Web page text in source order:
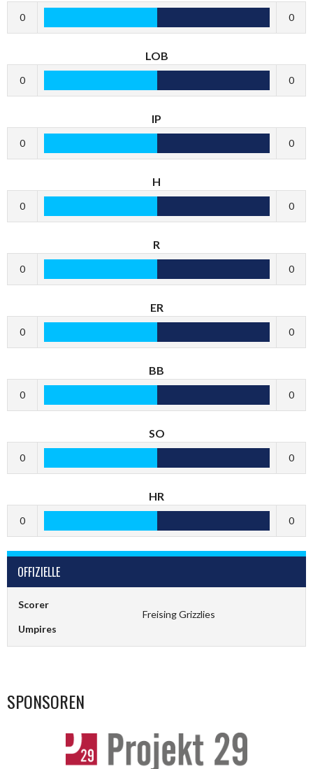
0 0
LOB
0 0
IP
0 0
H
0 0
R
0 0
ER
0 0
BB
0 0
SO
0 0
HR
0 0
OFFIZIELLE
Scorer
Umpires
Freising Grizzlies
SPONSOREN